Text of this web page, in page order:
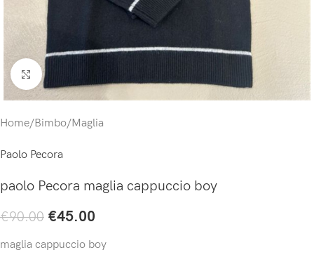
Click to enlarge
Home/Bimbo/Maglia
Paolo Pecora
paolo Pecora maglia cappuccio boy
€90.00 €45.00
maglia cappuccio boy